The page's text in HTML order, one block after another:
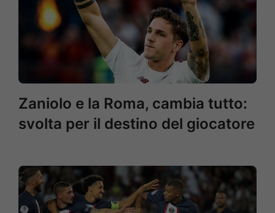
Zaniolo e la Roma, cambia tutto:
svolta per il destino del giocatore